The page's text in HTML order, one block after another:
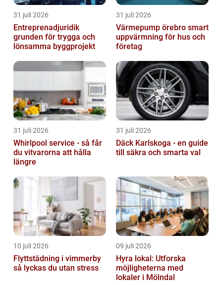
31 juli 2026
Entreprenadjuridik
grunden för trygga och
lönsamma byggprojekt
31 juli 2026
Värmepump örebro smart
uppvärmning för hus och
företag
31 juli 2026
Whirlpool service - så får
du vitvarorna att hålla
längre
31 juli 2026
Däck Karlskoga - en guide
till säkra och smarta val
10 juli 2026
Flyttstädning i vimmerby
så lyckas du utan stress
09 juli 2026
Hyra lokal: Utforska
möjligheterna med
lokaler i Mölndal